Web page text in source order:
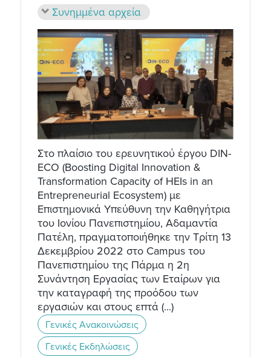
Συνημμένα αρχεία
Στο πλαίσιο του ερευνητικού έργου DIN-
ECO (Boosting Digital Innovation &
Transformation Capacity of HEIs in an
Entrepreneurial Ecosystem) με
Επιστημονικά Υπεύθυνη την Καθηγήτρια
του Ιονίου Πανεπιστημίου, Αδαμαντία
Πατέλη, πραγματοποιήθηκε την Τρίτη 13
Δεκεμβρίου 2022 στο Campus του
Πανεπιστημίου της Πάρμα η 2η
Συνάντηση Εργασίας των Εταίρων για
την καταγραφή της προόδου των
εργασιών και στους επτά (...)
Γενικές Ανακοινώσεις
Γενικές Εκδηλώσεις